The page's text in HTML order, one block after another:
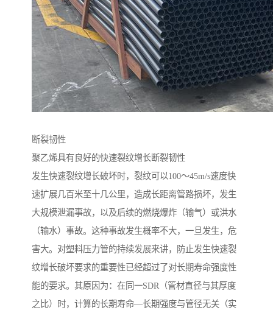
断裂韧性
聚乙烯具有良好的快速裂纹增长断裂韧性
发生快速裂纹增长破坏时，裂纹可以100～45m/s速度快
速扩展几百米至十几公里，造成长距离管路损坏，发生
大规模泄漏事故，以及后续的燃烧爆炸（输气）或洪水
（输水）事故。这种事故发生概率不大，一旦发生，危
害大。对塑料压力管的持续发展来讲，防止发生快速裂
纹增长破坏要求的重要性已经超过了对长期寿命强度性
能的要求。其原因为：在同一SDR（管材直径与其厚度
之比）时，计算的长期寿命—长期强度与管径无关（实